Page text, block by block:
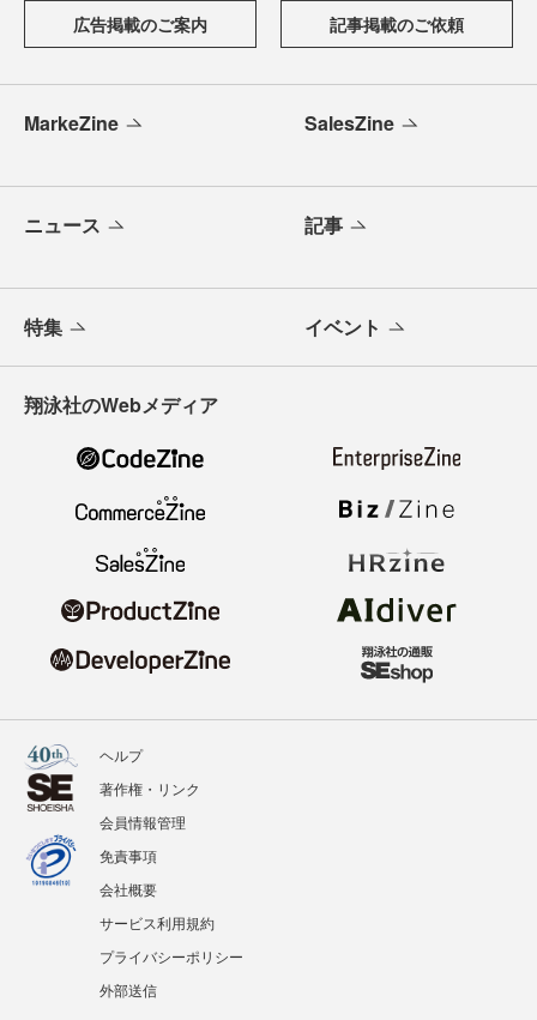
広告掲載のご案内 記事掲載のご依頼
MarkeZine SalesZine
ニュース 記事
特集 イベント
翔泳社のWebメディア
ヘルプ
著作権・リンク
会員情報管理
免責事項
会社概要
サービス利用規約
プライバシーポリシー
外部送信